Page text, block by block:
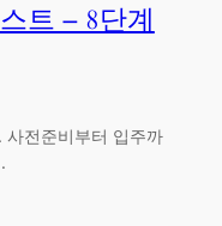
트 – 8단계
사전준비부터 입주까